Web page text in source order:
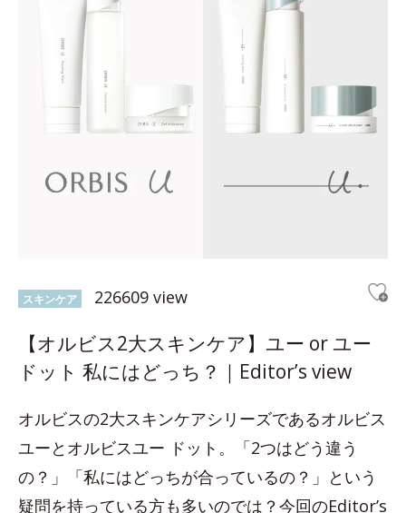
スキンケア 226609 view
【オルビス2大スキンケア】ユー or ユー
ドット 私にはどっち？｜Editor’s view
オルビスの2大スキンケアシリーズであるオルビス
ユーとオルビスユー ドット。「2つはどう違う
の？」「私にはどっちが合っているの？」という
疑問を持っている方も多いのでは？今回のEditor’s